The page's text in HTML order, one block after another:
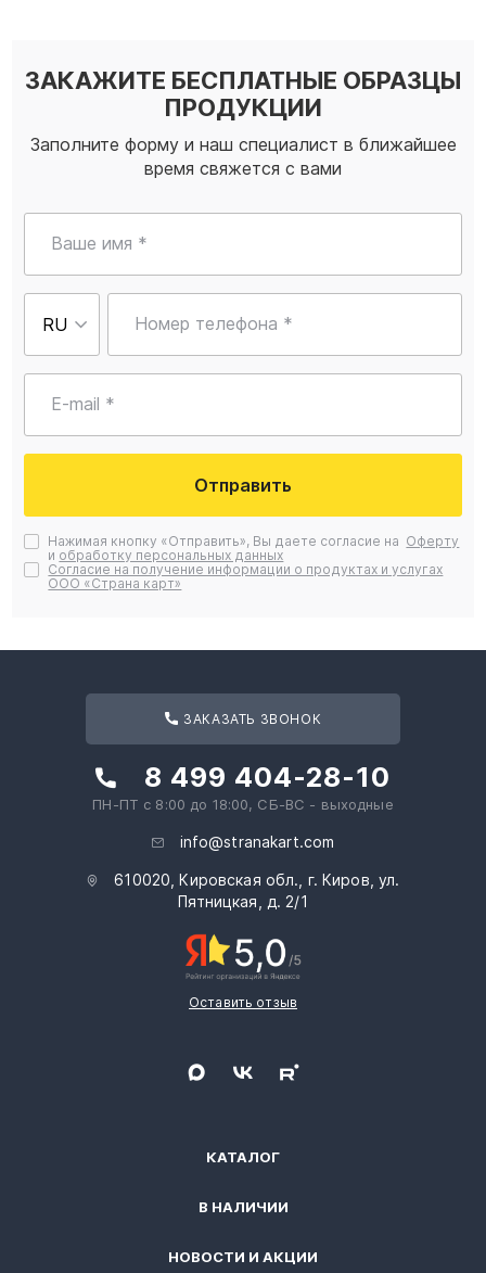
ЗАКАЖИТЕ БЕСПЛАТНЫЕ ОБРАЗЦЫ
ПРОДУКЦИИ
Заполните форму и наш специалист в ближайшее
время свяжется с вами
Ваше имя *
Номер телефона *
E-mail *
Отправить
Нажимая кнопку «Отправить», Вы даете согласие на Оферту
и обработку персональных данных
Согласие на получение информации о продуктах и услугах
ООО «Страна карт»
КАТАЛОГ
В НАЛИЧИИ
НОВОСТИ И АКЦИИ
ЗАКАЗАТЬ ЗВОНОК
8 499 404-28-10
ПН-ПТ с 8:00 до 18:00, СБ-ВС - выходные
info@stranakart.com
610020, Кировская обл., г. Киров, ул.
Пятницкая, д. 2/1
Оставить отзыв